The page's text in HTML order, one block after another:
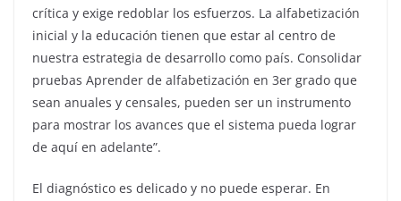
crítica y exige redoblar los esfuerzos. La alfabetización
inicial y la educación tienen que estar al centro de
nuestra estrategia de desarrollo como país. Consolidar
pruebas Aprender de alfabetización en 3er grado que
sean anuales y censales, pueden ser un instrumento
para mostrar los avances que el sistema pueda lograr
de aquí en adelante”.
El diagnóstico es delicado y no puede esperar. En